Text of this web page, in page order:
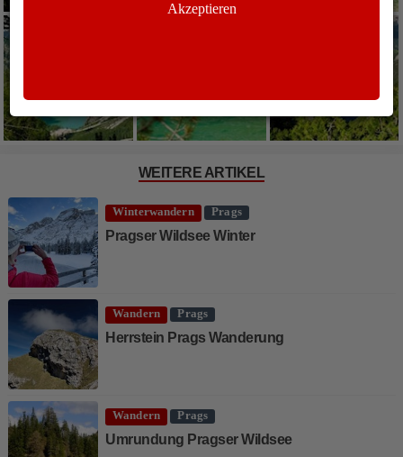
WEITERE ARTIKEL
Winterwandern Prags
Pragser Wildsee Winter
Wandern Prags
Herrstein Prags Wanderung
Wandern Prags
Umrundung Pragser Wildsee
Akzeptieren